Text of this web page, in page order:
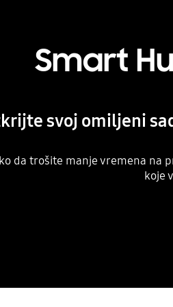
Smart
svoj omiljeni
da trošite manje vremena na
koje